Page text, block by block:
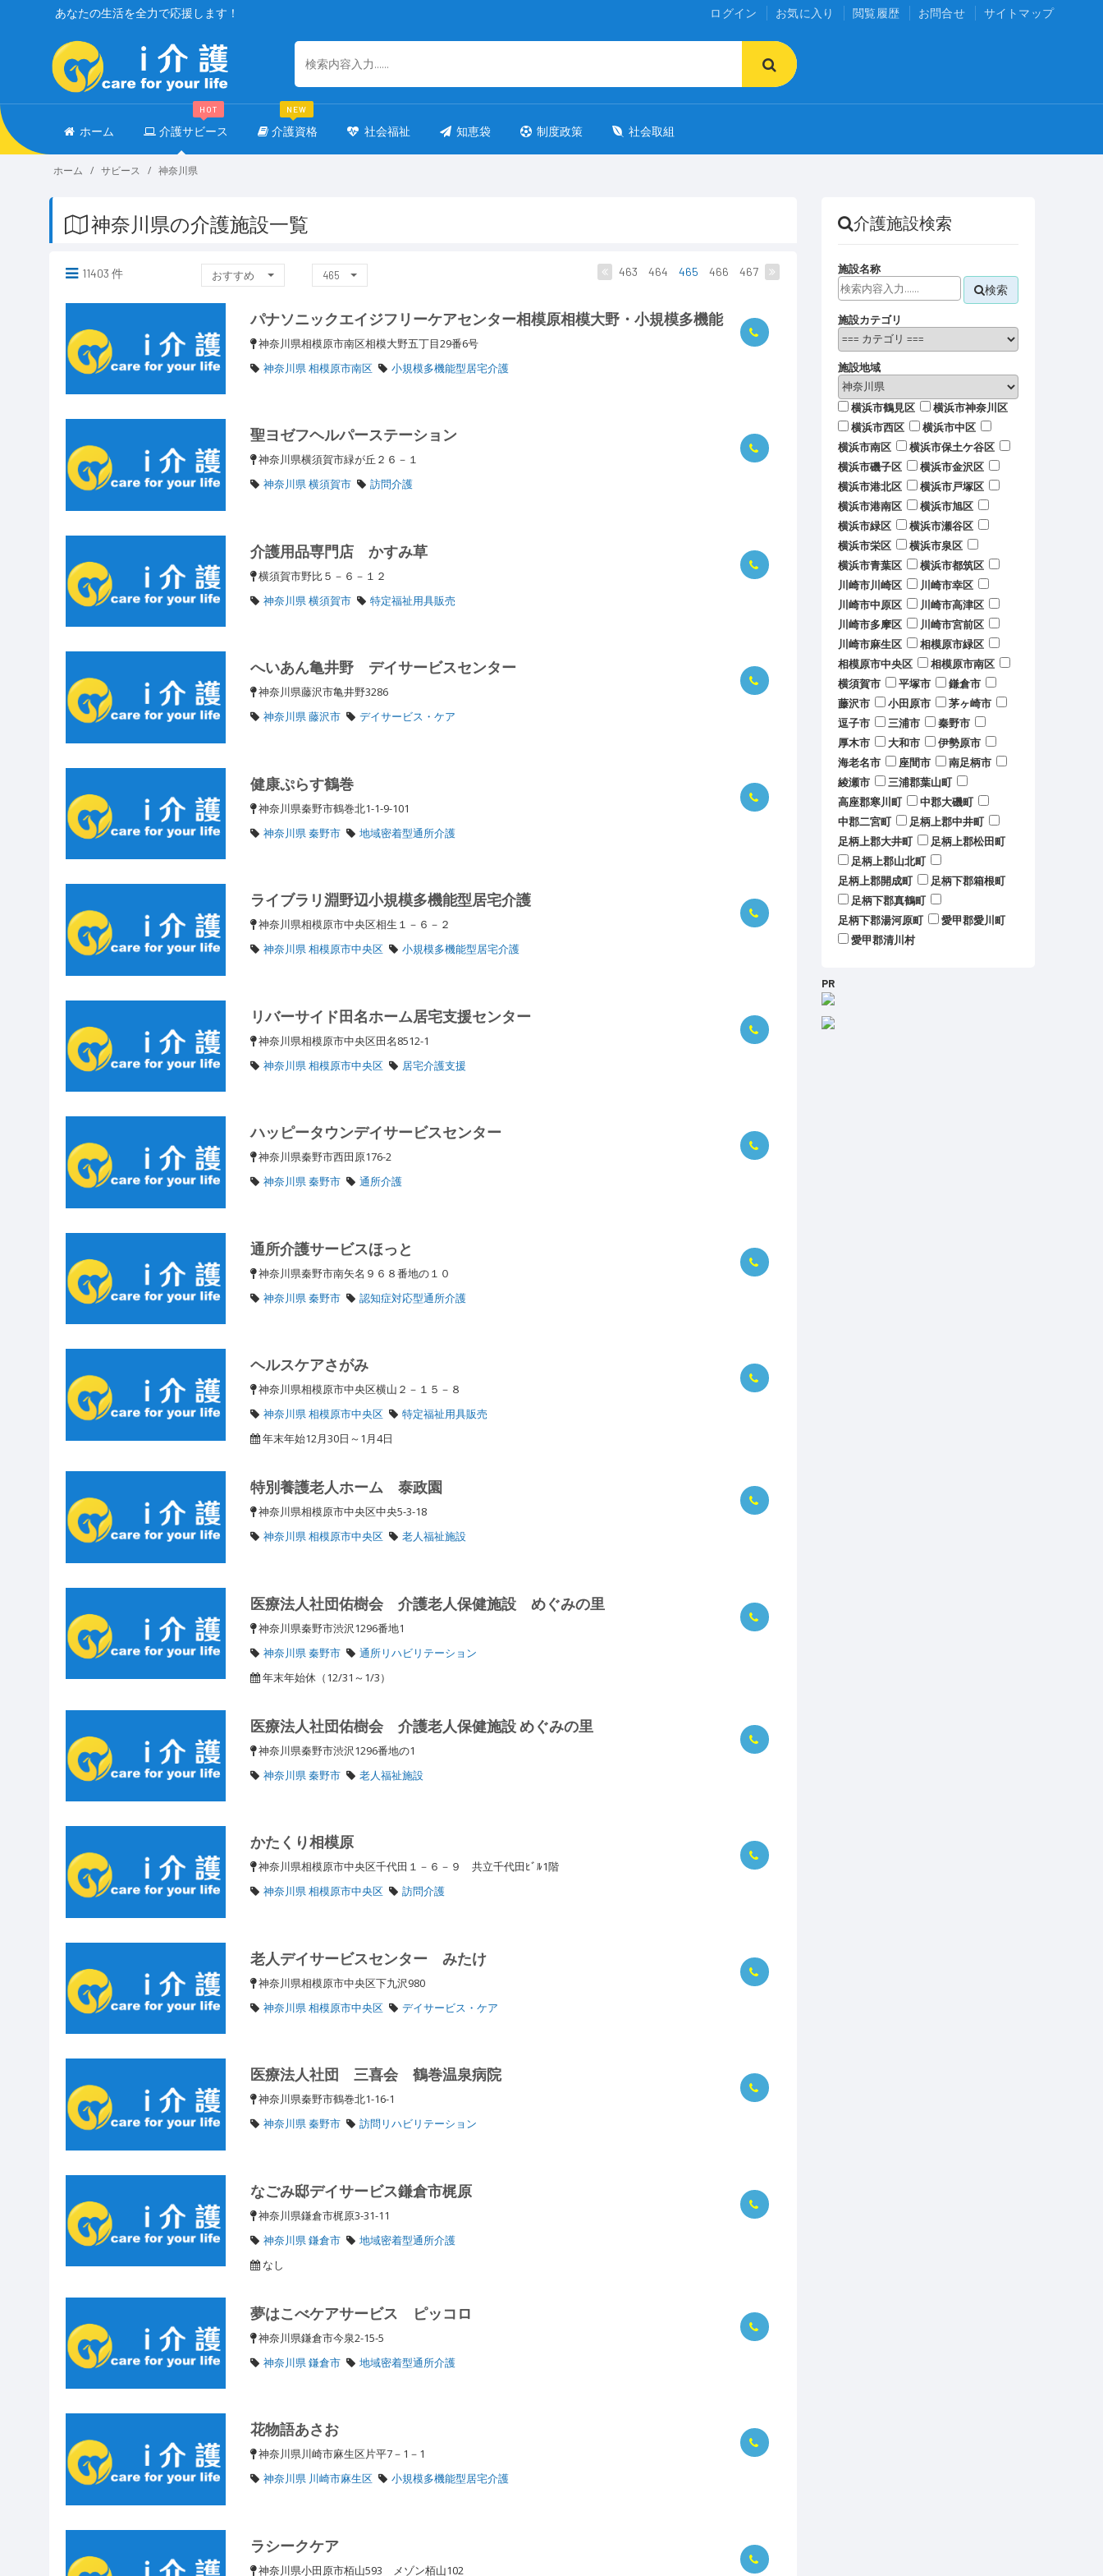
ログイン お気に入り 閲覧履歴 お問合せ サイトマップ
あなたの生活を全力で応援します！
ホーム 介護サビース
HOT
介護資格
NEW
社会福祉 知恵袋 制度政策 社会取組
ホーム サビース 神奈川県
神奈川県の介護施設一覧
11403 件 おすすめ 465 463 464 465 466 467
パナソニックエイジフリーケアセンター相模原相模大野・小規模多機能
神奈川県相模原市南区相模大野五丁目29番6号
神奈川県 相模原市南区
小規模多機能型居宅介護
聖ヨゼフヘルパーステーション
神奈川県横須賀市緑が丘２６－１
神奈川県 横須賀市
訪問介護
介護用品専門店 かすみ草
横須賀市野比５－６－１２
神奈川県 横須賀市
特定福祉用具販売
へいあん亀井野 デイサービスセンター
神奈川県藤沢市亀井野3286
神奈川県 藤沢市
デイサービス・ケア
健康ぷらす鶴巻
神奈川県秦野市鶴巻北1-1-9-101
神奈川県 秦野市
地域密着型通所介護
ライブラリ淵野辺小規模多機能型居宅介護
神奈川県相模原市中央区相生１－６－２
神奈川県 相模原市中央区
小規模多機能型居宅介護
リバーサイド田名ホーム居宅支援センター
神奈川県相模原市中央区田名8512-1
神奈川県 相模原市中央区
居宅介護支援
ハッピータウンデイサービスセンター
神奈川県秦野市西田原176-2
神奈川県 秦野市
通所介護
通所介護サービスほっと
神奈川県秦野市南矢名９６８番地の１０
神奈川県 秦野市
認知症対応型通所介護
ヘルスケアさがみ
神奈川県相模原市中央区横山２－１５－８
神奈川県 相模原市中央区
特定福祉用具販売
年末年始12月30日～1月4日
特別養護老人ホーム 泰政園
神奈川県相模原市中央区中央5-3-18
神奈川県 相模原市中央区
老人福祉施設
医療法人社団佑樹会 介護老人保健施設 めぐみの里
神奈川県秦野市渋沢1296番地1
神奈川県 秦野市
通所リハビリテーション
年末年始休（12/31～1/3）
医療法人社団佑樹会 介護老人保健施設 めぐみの里
神奈川県秦野市渋沢1296番地の1
神奈川県 秦野市
老人福祉施設
かたくり相模原
神奈川県相模原市中央区千代田１－６－９ 共立千代田ﾋﾞﾙ1階
神奈川県 相模原市中央区
訪問介護
老人デイサービスセンター みたけ
神奈川県相模原市中央区下九沢980
神奈川県 相模原市中央区
デイサービス・ケア
医療法人社団 三喜会 鶴巻温泉病院
神奈川県秦野市鶴巻北1-16-1
神奈川県 秦野市
訪問リハビリテーション
なごみ邸デイサービス鎌倉市梶原
神奈川県鎌倉市梶原3-31-11
神奈川県 鎌倉市
地域密着型通所介護
なし
夢はこべケアサービス ピッコロ
神奈川県鎌倉市今泉2-15-5
神奈川県 鎌倉市
地域密着型通所介護
花物語あさお
神奈川県川崎市麻生区片平7－1－1
神奈川県 川崎市麻生区
小規模多機能型居宅介護
ラシークケア
神奈川県小田原市栢山593 メゾン栢山102
介護施設検索
施設名称
検索
施設カテゴリ
施設地域
横浜市鶴見区
横浜市神奈川区
横浜市西区
横浜市中区
横浜市南区
横浜市保土ケ谷区
横浜市磯子区
横浜市金沢区
横浜市港北区
横浜市戸塚区
横浜市港南区
横浜市旭区
横浜市緑区
横浜市瀬谷区
横浜市栄区
横浜市泉区
横浜市青葉区
横浜市都筑区
川崎市川崎区
川崎市幸区
川崎市中原区
川崎市高津区
川崎市多摩区
川崎市宮前区
川崎市麻生区
相模原市緑区
相模原市中央区
相模原市南区
横須賀市
平塚市
鎌倉市
藤沢市
小田原市
茅ヶ崎市
逗子市
三浦市
秦野市
厚木市
大和市
伊勢原市
海老名市
座間市
南足柄市
綾瀬市
三浦郡葉山町
高座郡寒川町
中郡大磯町
中郡二宮町
足柄上郡中井町
足柄上郡大井町
足柄上郡松田町
足柄上郡山北町
足柄上郡開成町
足柄下郡箱根町
足柄下郡真鶴町
足柄下郡湯河原町
愛甲郡愛川町
愛甲郡清川村
PR